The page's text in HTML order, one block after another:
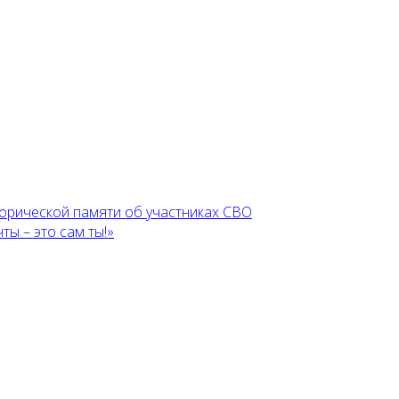
памяти об участниках СВО
– это сам ты!»